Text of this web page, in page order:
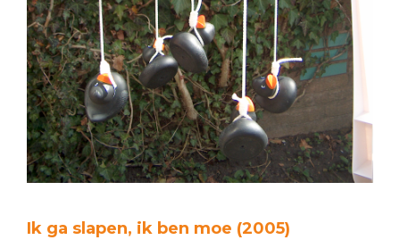
Ik ga slapen, ik ben moe (2005)